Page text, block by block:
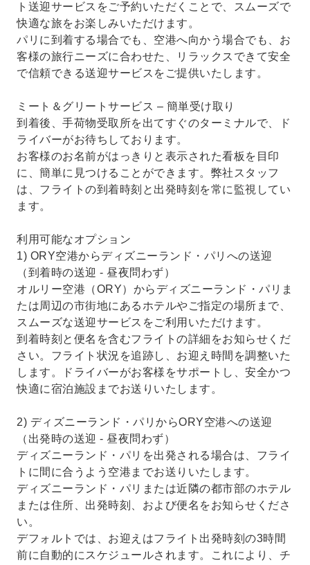
ト送迎サービスをご予約いただくことで、スムーズで
快適な旅をお楽しみいただけます。
パリに到着する場合でも、空港へ向かう場合でも、お
客様の旅行ニーズに合わせた、リラックスできて安全
で信頼できる送迎サービスをご提供いたします。
ミート＆グリートサービス – 簡単受け取り
到着後、手荷物受取所を出てすぐのターミナルで、ド
ライバーがお待ちしております。
お客様のお名前がはっきりと表示された看板を目印
に、簡単に見つけることができます。弊社スタッフ
は、フライトの到着時刻と出発時刻を常に監視してい
ます。
利用可能なオプション
1) ORY空港からディズニーランド・パリへの送迎
（到着時の送迎 - 昼夜問わず）
オルリー空港（ORY）からディズニーランド・パリま
たは周辺の市街地にあるホテルやご指定の場所まで、
スムーズな送迎サービスをご利用いただけます。
到着時刻と便名を含むフライトの詳細をお知らせくだ
さい。フライト状況を追跡し、お迎え時間を調整いた
します。ドライバーがお客様をサポ​​ートし、安全かつ
快適に宿泊施設までお送りいたします。
2) ディズニーランド・パリからORY空港への送迎
（出発時の送迎 - 昼夜問わず）
ディズニーランド・パリを出発される場合は、フライ
トに間に合うよう空港までお送りいたします。
ディズニーランド・パリまたは近隣の都市部のホテル
または住所、出発時刻、および便名をお知らせくださ
い。
デフォルトでは、お迎えはフライト出発時刻の3時間
前に自動的にスケジュールされます。これにより、チ